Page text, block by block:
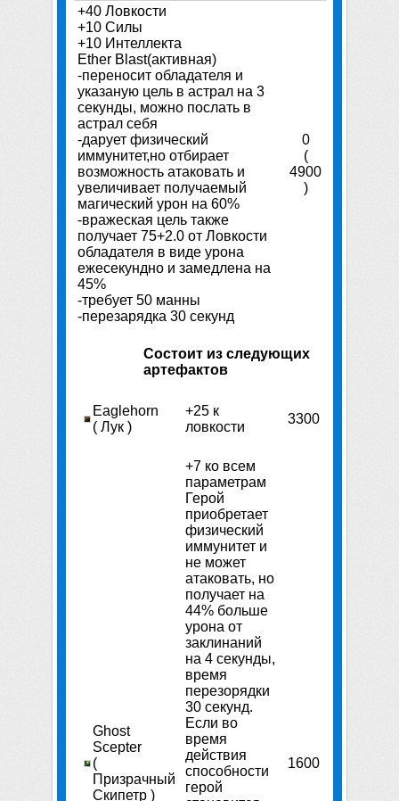
+40 Ловкости
+10 Силы
+10 Интеллекта
Ether Blast(активная)
-переносит обладателя и
указаную цель в астрал на 3
секунды, можно послать в
астрал себя
-дарует физический
иммунитет,но отбирает
возможность атаковать и
увеличивает получаемый
магический урон на 60%
-вражеская цель также
получает 75+2.0 от Ловкости
обладателя в виде урона
ежесекундно и замедлена на
45%
-требует 50 манны
-перезарядка 30 секунд
0
(
4900
)
Состоит из следующих
артефактов
Eaglehorn
( Лук )
+25 к
ловкости
3300
Ghost
Scepter
(
Призрачный
Скипетр )
+7 ко всем
параметрам
Герой
приобретает
физический
иммунитет и
не может
атаковать, но
получает на
44% больше
урона от
заклинаний
на 4 секунды,
время
перезорядки
30 секунд.
Если во
время
действия
способности
герой
1600